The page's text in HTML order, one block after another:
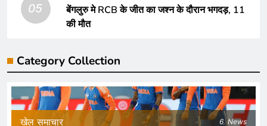
05
बेंगलुरु मे RCB के जीत का जश्न के दौरान भगदड़, 11
की मौत
Category Collection
खेल समाचार 6 News